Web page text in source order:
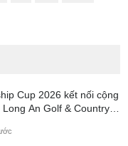
Cup 2026 kết nối cộng
An Golf & Country